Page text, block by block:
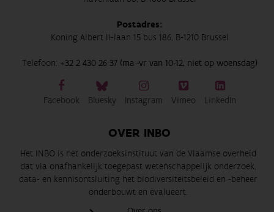
Postadres:
Koning Albert II-laan 15 bus 186, B-1210 Brussel
Telefoon: +32 2 430 26 37 (ma -vr van 10-12, niet op woensdag)
Facebook Bluesky Instagram Vimeo LinkedIn
OVER INBO
Het INBO is het onderzoeksinstituut van de Vlaamse overheid
dat via onafhankelijk toegepast wetenschappelijk onderzoek,
data- en kennisontsluiting het biodiversiteitsbeleid en -beheer
onderbouwt en evalueert.